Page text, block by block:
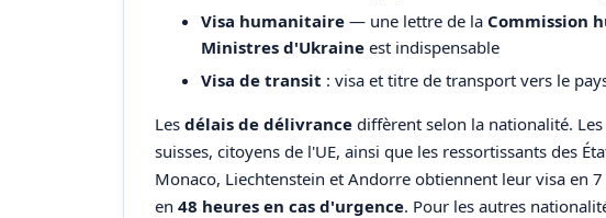
Visa humanitaire — une lettre de la Commission
Ministres d'Ukraine est indispensable
Visa de transit : visa et titre de transport vers le
Les délais de délivrance diffèrent selon la nationalité.
suisses, citoyens de l'UE, ainsi que les ressortissants des
Monaco, Liechtenstein et Andorre obtiennent leur visa en
en 48 heures en cas d'urgence. Pour les autres